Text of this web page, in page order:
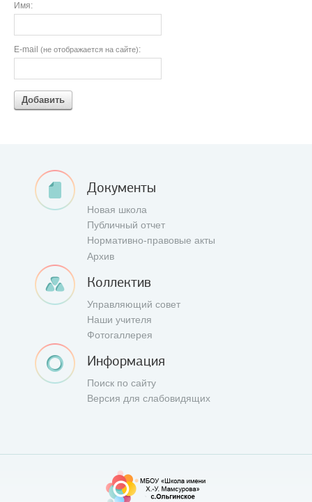
Имя:
E-mail (не отображается на сайте):
Добавить
Документы
Новая школа
Публичный отчет
Нормативно-правовые акты
Архив
Коллектив
Управляющий совет
Наши учителя
Фотогаллерея
Информация
Поиск по сайту
Версия для слабовидящих